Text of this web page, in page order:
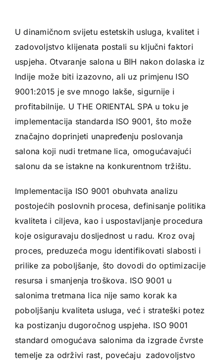
U dinamičnom svijetu estetskih usluga, kvalitet i
zadovoljstvo klijenata postali su ključni faktori
uspjeha. Otvaranje salona u BIH nakon dolaska iz
Indije može biti izazovno, ali uz primjenu ISO
9001:2015 je sve mnogo lakše, sigurnije i
profitabilnije. U THE ORIENTAL SPA u toku je
implementacija standarda ISO 9001, što može
značajno doprinjeti unapređenju poslovanja
salona koji nudi tretmane lica, omogućavajući
salonu da se istakne na konkurentnom tržištu.
Implementacija ISO 9001 obuhvata analizu
postojećih poslovnih procesa, definisanje politika
kvaliteta i ciljeva, kao i uspostavljanje procedura
koje osiguravaju dosljednost u radu. Kroz ovaj
proces, preduzeća mogu identifikovati slabosti i
prilike za poboljšanje, što dovodi do optimizacije
resursa i smanjenja troškova. ISO 9001 u
salonima tretmana lica nije samo korak ka
poboljšanju kvaliteta usluga, već i strateški potez
ka postizanju dugoročnog uspjeha. ISO 9001
standard omogućava salonima da izgrade čvrste
temelje za održivi rast, povećaju zadovoljstvo